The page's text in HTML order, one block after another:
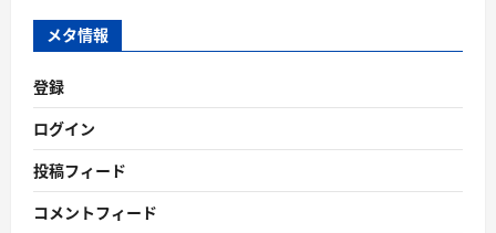
ー
メタ情報
登録
ログイン
投稿フィード
コメントフィード